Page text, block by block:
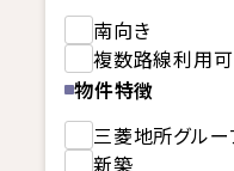
南向き
複数路線利用可
物件特徴
三菱地所グル
新築